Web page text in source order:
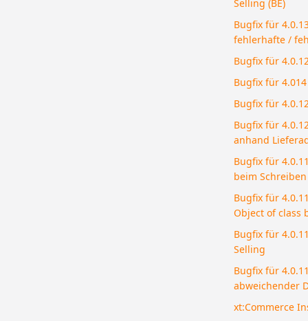
Selling (BE)
Bugfix für
fehlerhafte /
Bugfix für
Bugfix für
Bugfix für
Bugfix für
anhand
Bugfix für
beim
Bugfix für
Object of class
Bugfix für
Selling
Bugfix für
abweichender
xt:Commerce